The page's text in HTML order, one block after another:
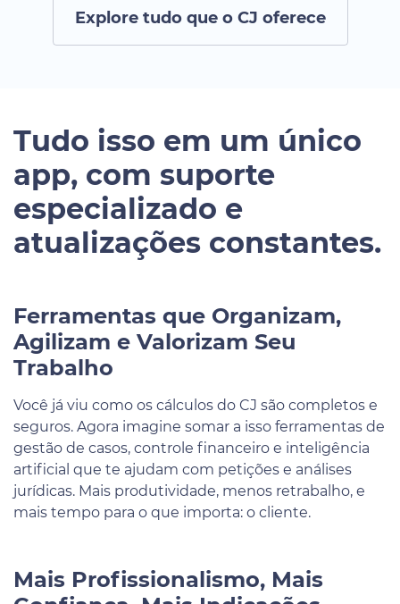
Explore tudo que o CJ oferece
Tudo isso em um único
app, com suporte
especializado e
atualizações constantes.
Ferramentas que Organizam,
Agilizam e Valorizam Seu
Trabalho
Você já viu como os cálculos do CJ são completos e
seguros. Agora imagine somar a isso ferramentas de
gestão de casos, controle financeiro e inteligência
artificial que te ajudam com petições e análises
jurídicas. Mais produtividade, menos retrabalho, e
mais tempo para o que importa: o cliente.
Mais Profissionalismo, Mais